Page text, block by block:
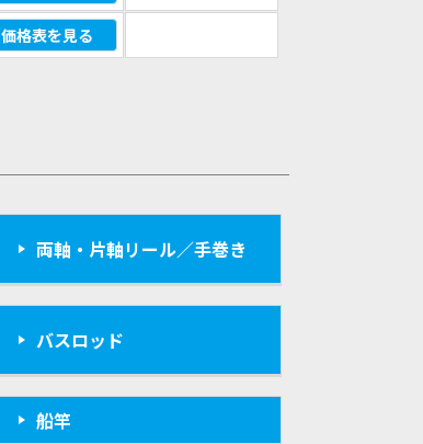
価格表を見る
両軸・片軸リール／手巻き
バスロッド
船竿